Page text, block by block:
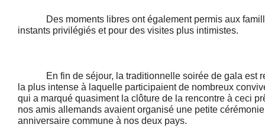
Des moments libres ont également permis aux
instants privilégiés et pour des visites plus intimistes.
En fin de séjour, la traditionnelle soirée de gala est
la plus intense à laquelle participaient de nombreux
qui a marqué quasiment la clôture de la rencontre à ceci
nos amis allemands avaient organisé une petite
anniversaire commune à nos deux pays.